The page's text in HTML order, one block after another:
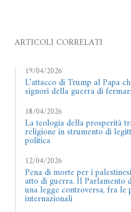
ARTICOLI CORRELATI
19/04/2026
L’attacco di Trump al Papa
signori della guerra di
18/04/2026
La teologia della prosperità
religione in strumento di
politica
12/04/2026
Pena di morte per i
atto di guerra. Il Parlamento
una legge controversa, fra le
internazionali